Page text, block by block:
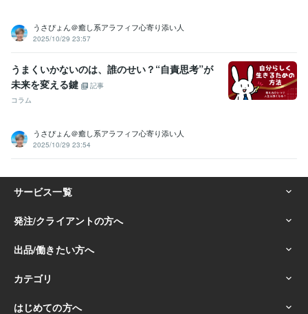
☆人の話を親身に聞き、共感する力:50年
☆明るく前向きな性格で周りに影響を与える:50年
☆サークルやイベントの企画・運営の経験が豊富:20年
☆常に「ワクワク」を大切にし新しい事に挑戦し続ける:50年
☆人を笑顔にするのが得意で、場を盛り上げる:40年
☆人生の楽しみ方を知り、実践している:50年
☆人の強みや魅力を引き出し、サポートができる:20年
☆副収入の獲得や経済的自由を目指す人を支援:20年
☆悩み相談に乗るのが得意で解決の糸口を一緒に考える:50年
☆ハワイ好きで、その魅力を語るのが得意:20年
☆穏やかで優しい性格で、安心感を与える:50年
☆人生を豊かにするための自己投資や学びを欠かさない:30年
☆スピリチュアルやヒーリングを日常に取り入れている:20年
☆直感力やシンクロニシティを大切にし、行動に活かす:20年
☆人生の「楽しみ方」を追求し続ける姿勢を持っている:50年
得意分野
うさぴょん＠癒し系アラフィフ心寄り添い人
2025/10/29 23:57
うまくいかないのは、誰のせい？“自責思考”が
未来を変える鍵
記事
コラム
うさぴょん＠癒し系アラフィフ心寄り添い人
2025/10/29 23:54